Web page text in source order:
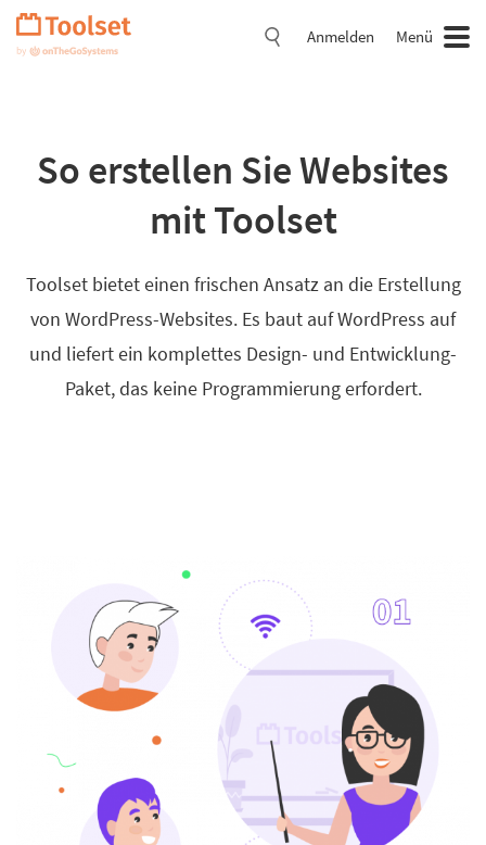
Navigation
überspringen
Anmelden Menü
So erstellen Sie Websites
mit Toolset
Toolset bietet einen frischen Ansatz an die Erstellung
von WordPress-Websites. Es baut auf WordPress auf
und liefert ein komplettes Design- und Entwicklung-
Paket, das keine Programmierung erfordert.